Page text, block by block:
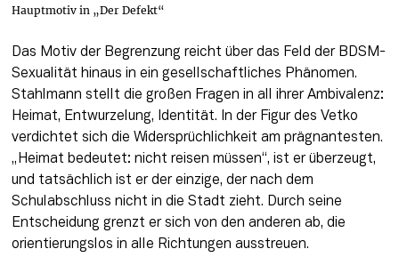
Hauptmotiv in „Der Defekt“
Das Motiv der Begrenzung reicht über das Feld der BDSM-
Sexualität hinaus in ein gesellschaftliches Phänomen.
Stahlmann stellt die großen Fragen in all ihrer Ambivalenz:
Heimat, Entwurzelung, Identität. In der Figur des Vetko
verdichtet sich die Widersprüchlichkeit am prägnantesten.
„Heimat bedeutet: nicht reisen müssen“, ist er überzeugt,
und tatsächlich ist er der einzige, der nach dem
Schulabschluss nicht in die Stadt zieht. Durch seine
Entscheidung grenzt er sich von den anderen ab, die
orientierungslos in alle Richtungen ausstreuen.